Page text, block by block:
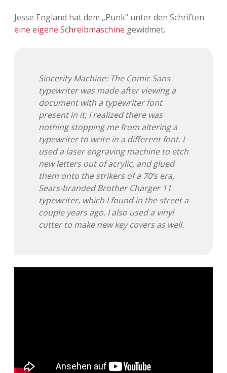
Jesse England hat dem „Punk“ unter den Schriften
eine eigene Schreibmaschine gewidmet.
Sincerity Machine: The Comic Sans
typewriter was made after viewing a
document with a typewriter font
present in it; I realized there was
nothing stopping me from altering a
typewriter to write in a different font. I
used a laser engraving machine to etch
new letters out of acrylic, and glued
them onto the strikers of a 70’s era,
Sears-branded Brother Charger 11
typewriter, which I found in the street a
couple years ago. I also used a vinyl
cutter to make new key covers as well.